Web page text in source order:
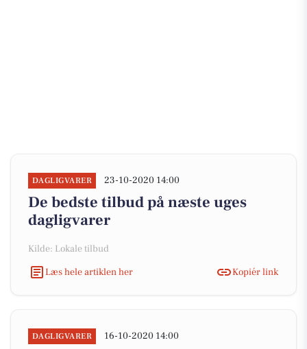
DAGLIGVARER 23-10-2020 14:00
De bedste tilbud på næste uges
dagligvarer
Kilde: Lokale tilbud
Læs hele artiklen her
Kopiér link
DAGLIGVARER 16-10-2020 14:00